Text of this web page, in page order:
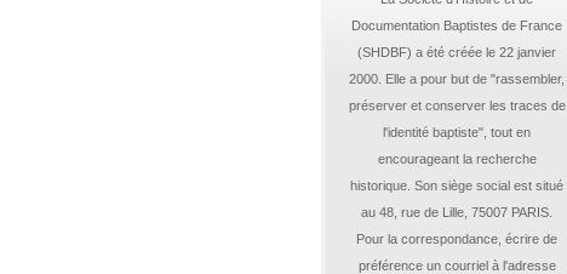
Documentation Baptistes de France
(SHDBF) a été créée le 22 janvier
2000. Elle a pour but de "rassembler,
préserver et conserver les traces de
l'identité baptiste", tout en
encourageant la recherche
historique. Son siège social est situé
au 48, rue de Lille, 75007 PARIS.
Pour la correspondance, écrire de
préférence un courriel à l'adresse